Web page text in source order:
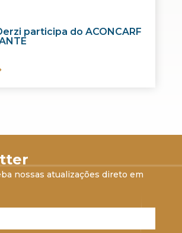
participa do ACONCARF
nossas atualizações direto em